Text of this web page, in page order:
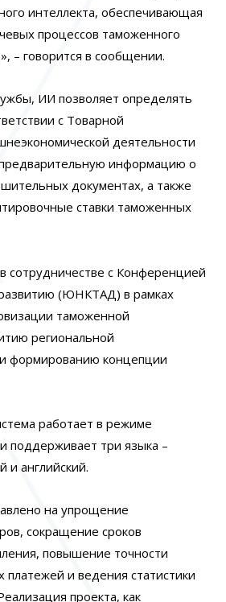
интеллекта, обеспечивающая
процессов таможенного
– говорится в сообщении.
ИИ позволяет определять
с Товарной
деятельности
информацию о
документах, а также
ставки таможенных
сотрудничестве с Конференцией
(ЮНКТАД) в рамках
таможенной
региональной
формированию концепции
работает в режиме
поддерживает три языка –
и английский.
на упрощение
сокращение сроков
повышение точности
платежей и ведения статистики
проекта, как